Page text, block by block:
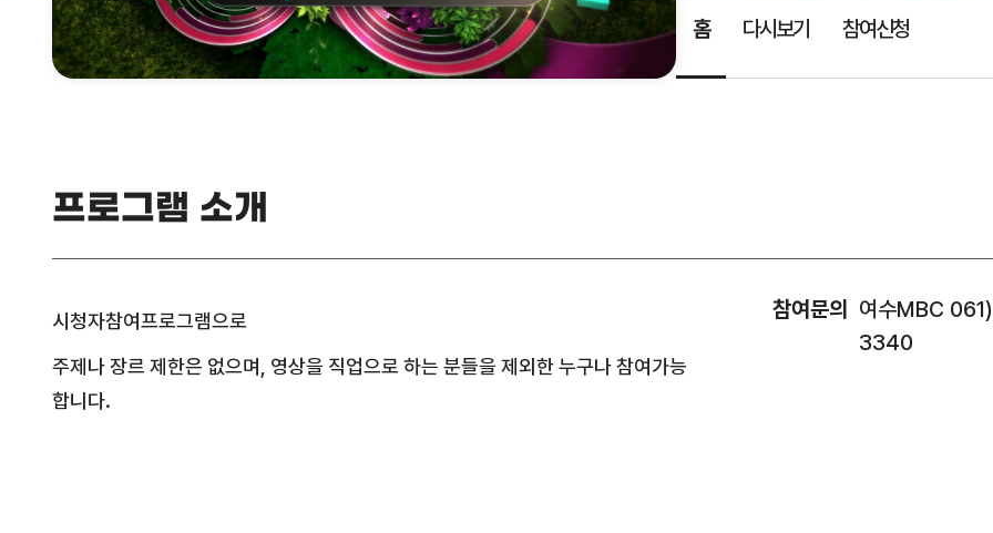
홈 다시보기 참여신청
프로그램 소개
시청자참여프로그램으로
주제나 장르 제한은 없으며, 영상을 직업으로 하는 분들을 제외한 누구나 참여가능
합니다.
참여문의
여수MBC
3340